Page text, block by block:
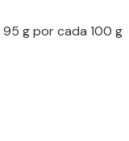
95 g por cada 100 g